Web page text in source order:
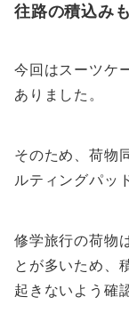
往路の積込み
今回はスーツケ
ありました。
そのため、荷物
ルティングパッ
修学旅行の荷物
とが多いため、
起きないよう確